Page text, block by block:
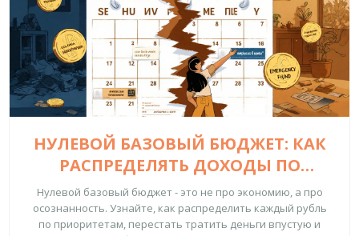
НУЛЕВОЙ БАЗОВЫЙ БЮДЖЕТ: КАК
РАСПРЕДЕЛЯТЬ ДОХОДЫ ПО
ПРИОРИТЕТАМ И ПЕРЕСТАТЬ
ТРАТИТЬ ДЕНЬГИ ВПУСТУЮ
Нулевой базовый бюджет - это не про экономию, а про
осознанность. Узнайте, как распределить каждый рубль
по приоритетам, перестать тратить деньги впустую и